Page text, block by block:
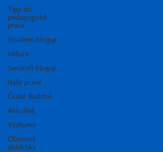
Tipy do
pedagogické
praxe
Studenti blogují
Inkluze
Senátoři blogují
Naše praxe
České školství
Aktuálně
Výzkumy
Oborové
didaktiky